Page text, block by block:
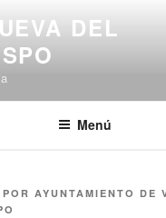
DEL
Menú
POR AYUNTAMIENTO DE